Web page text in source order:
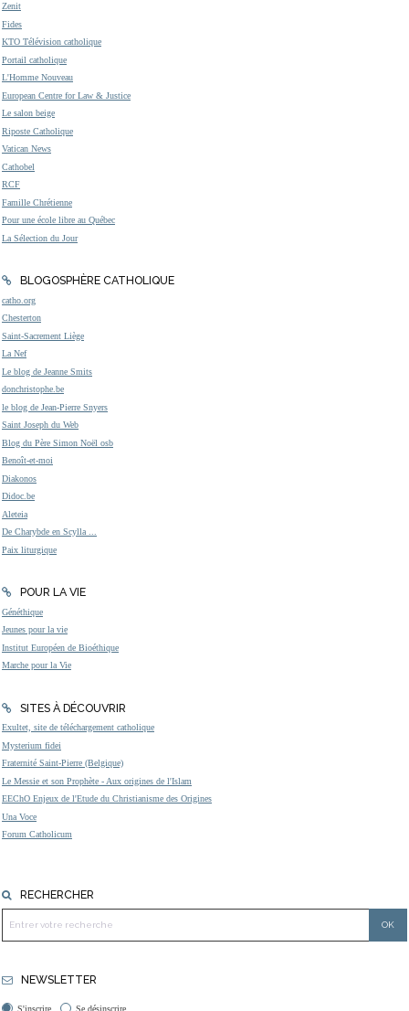
Zenit
Fides
KTO Télévision catholique
Portail catholique
L'Homme Nouveau
European Centre for Law & Justice
Le salon beige
Riposte Catholique
Vatican News
Cathobel
RCF
Famille Chrétienne
Pour une école libre au Québec
La Sélection du Jour
BLOGOSPHÈRE CATHOLIQUE
catho.org
Chesterton
Saint-Sacrement Liège
La Nef
Le blog de Jeanne Smits
donchristophe.be
le blog de Jean-Pierre Snyers
Saint Joseph du Web
Blog du Père Simon Noël osb
Benoît-et-moi
Diakonos
Didoc.be
Aleteia
De Charybde en Scylla ...
Paix liturgique
POUR LA VIE
Généthique
Jeunes pour la vie
Institut Européen de Bioéthique
Marche pour la Vie
SITES À DÉCOUVRIR
Exultet, site de téléchargement catholique
Mysterium fidei
Fraternité Saint-Pierre (Belgique)
Le Messie et son Prophète - Aux origines de l'Islam
EEChO Enjeux de l'Etude du Christianisme des Origines
Una Voce
Forum Catholicum
RECHERCHER
NEWSLETTER
S'inscrire Se désinscrire